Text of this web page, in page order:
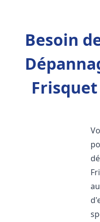
Besoin
Frisquet